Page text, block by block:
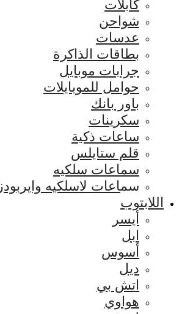
كابلات
شواحن
عدسات
بطاقات الذاكرة
جرابات موبايل
حوامل للموبايلات
باور بانك
سكرينات
ساعات ذكية
قلم ستايلس
سماعات سلكيه
سماعات لاسلكيه وايربودز
اللابتوب
أيسر
ابل
أسوس
ديل
اتش بي
هواوي